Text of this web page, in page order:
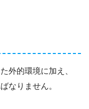
外的環境に加え、
なりません。